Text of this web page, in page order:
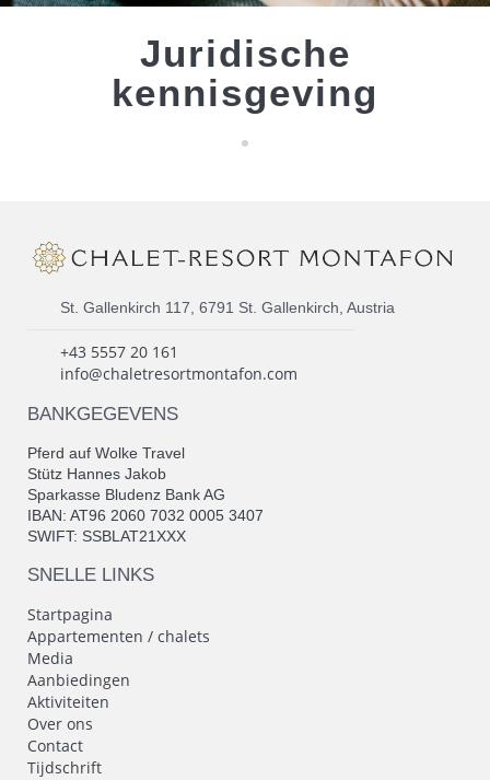
Juridische
kennisgeving
St. Gallenkirch 117, 6791 St. Gallenkirch, Austria
+43 5557 20 161
info@chaletresortmontafon.com
BANKGEGEVENS
Pferd auf Wolke Travel
Stütz Hannes Jakob
Sparkasse Bludenz Bank AG
IBAN: AT96 2060 7032 0005 3407
SWIFT: SSBLAT21XXX
SNELLE LINKS
Startpagina
Appartementen / chalets
Media
Aanbiedingen
Aktiviteiten
Over ons
Contact
Tijdschrift